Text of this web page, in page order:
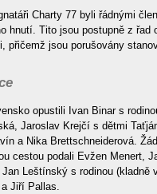
Charty 77 byli řádnými
hnutí. Tito jsou postupně z řad
přičemž jsou porušovány
opustili Ivan Binar s
Jaroslav Krejčí s dětmi
a Nika Brettschneiderová.
cestou podali Evžen Menert,
Leštínský s rodinou (kladně
Jiří Pallas.